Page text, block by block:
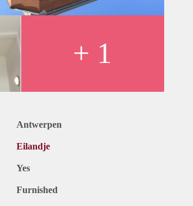
+ 1
Antwerpen
Eilandje
Yes
Furnished